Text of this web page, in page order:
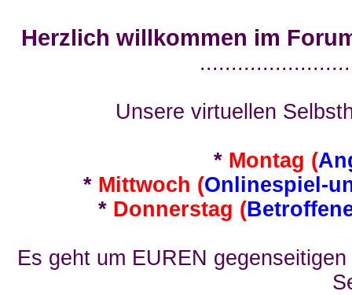
Herzlich willkommen im
Unsere virtuellen
* Montag (
* Mittwoch (Onlinespiel-
* Donnerstag (
Es geht um EUREN